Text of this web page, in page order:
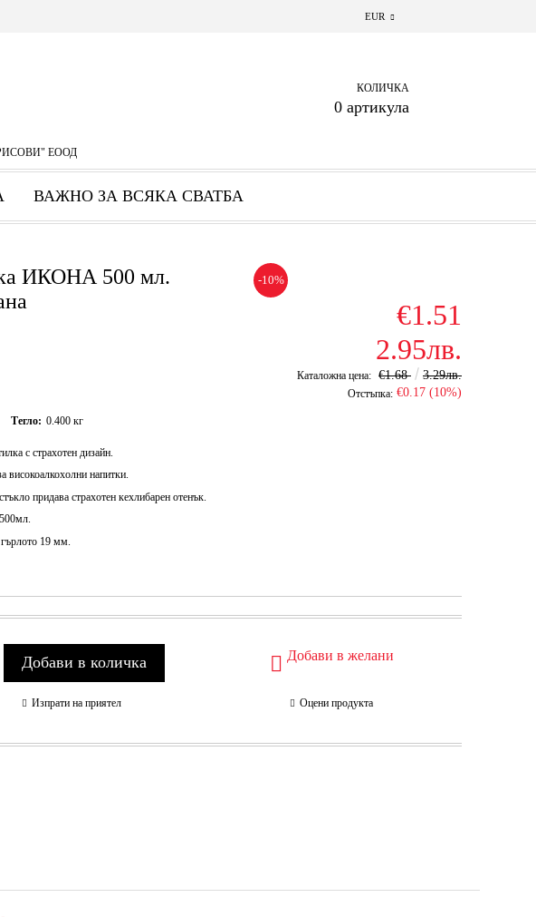
EUR
ЕООД
КОЛИЧКА
0 артикула
ВАЖНО ЗА ВСЯКА СВАТБА
ИКОНА 500 мл.
-10%
€1.51
2.95лв.
Каталожна цена: €1.68 3.29лв.
Отстъпка: €0.17 (10%)
Тегло: 0.400 кг
с страхотен дизайн.
високоалкохолни напитки.
придава страхотен кехлибарен отенък.
19 мм.
Добави в желани
Изпрати на приятел Оцени продукта